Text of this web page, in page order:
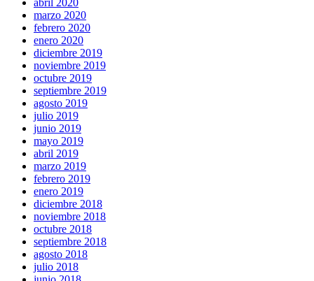
marzo 2020
febrero 2020
enero 2020
diciembre 2019
noviembre 2019
octubre 2019
septiembre 2019
agosto 2019
julio 2019
junio 2019
mayo 2019
abril 2019
marzo 2019
febrero 2019
enero 2019
diciembre 2018
noviembre 2018
octubre 2018
septiembre 2018
agosto 2018
julio 2018